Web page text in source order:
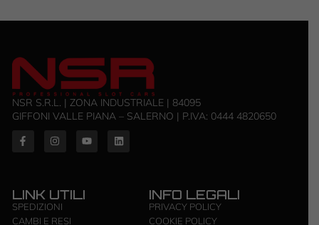
NSR S.R.L. | ZONA INDUSTRIALE | 84095
GIFFONI VALLE PIANA – SALERNO | P.IVA: ‭0444 4820650‬
LINK UTILI
SPEDIZIONI
CAMBI E RESI
INFO LEGALI
PRIVACY POLICY
COOKIE POLICY